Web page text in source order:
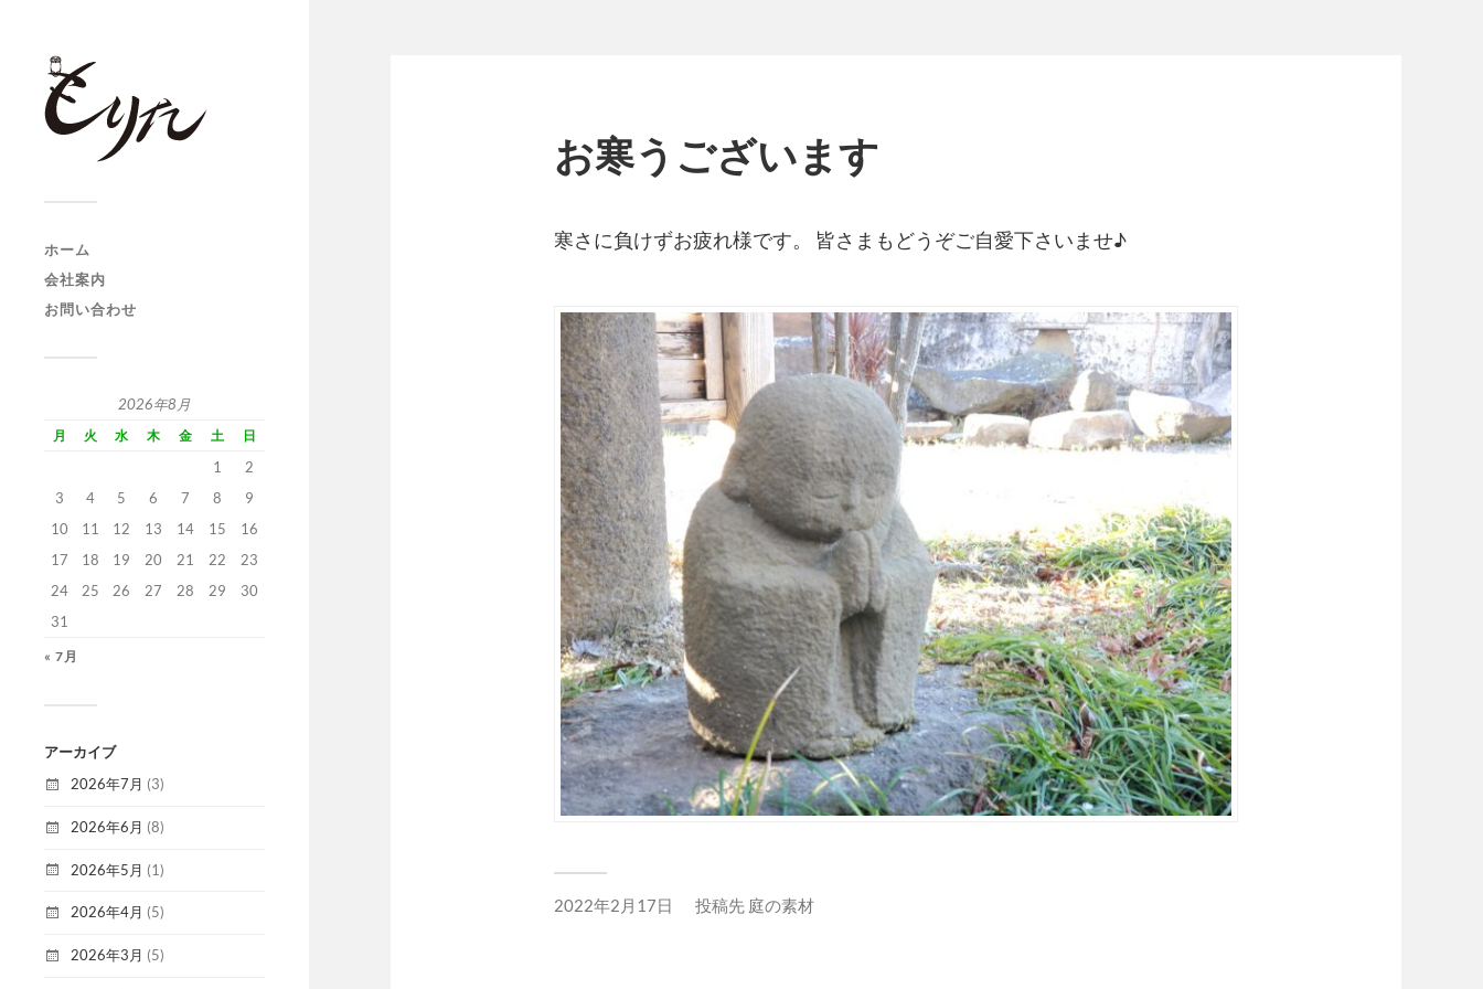
ホーム
会社案内
お問い合わせ
2026年8月
月 火 水 木 金 土 日
1
2
3
4 5 6 7 8
9
10
11 12 13 14 15
16
17
18 19 20 21 22
23
24
25 26 27 28 29
30
31
« 7月
アーカイブ
2026年7月 (3)
2026年6月 (8)
2026年5月 (1)
2026年4月 (5)
2026年3月 (5)
お寒うございます
寒さに負けずお疲れ様です。 皆さまもどうぞご自愛下さいませ♪
2022年2月17日 投稿先 庭の素材